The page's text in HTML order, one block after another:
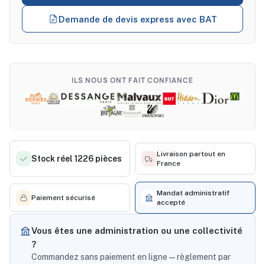
Demande de devis express avec BAT
ILS NOUS ONT FAIT CONFIANCE
Stock réel 1226 pièces
Livraison partout en
France
Paiement sécurisé
Mandat administratif
accepté
Vous êtes une administration ou une collectivité
?
Commandez sans paiement en ligne — règlement par